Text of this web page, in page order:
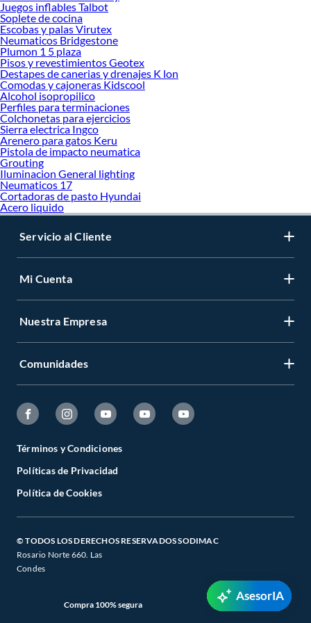
Juegos inflables Talbot
Soplete de cocina
Escobas y palas Virutex
Neumaticos Bridgestone
Plumon 1 5 plaza
Pisos y revestimientos Geotex
Destapes de canerias y drenajes K lon
Comodas y cajoneras Kidscool
Alcohol isopropilico
Perfiles para terminaciones
Colchonetas para ejercicios
Sierra electrica Ingco
Arenero para gatos Keru
Pistola de impacto neumatica
Grouting
Iluminacion General lighting
Neumaticos 17
Cortadoras de pasto Hyundai
Acero liquido
Servicio al Cliente
Mi Cuenta
Nuestra Empresa
Comunidades
Términos y Condiciones
Políticas de Privacidad
Política de Cookies
© TODOS LOS DERECHOS RESERVADOS SODIMAC
Rosario Norte 660. Las
Condes
Compra 100% segura
AsesorIA